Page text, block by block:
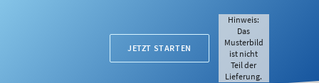
JETZT STARTEN
Hinweis:
Das
Musterbild
ist nicht
Teil der
Lieferung.